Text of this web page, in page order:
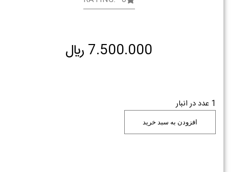
7.500.000 ﷼
1 عدد در انبار
افزودن به سبد خرید